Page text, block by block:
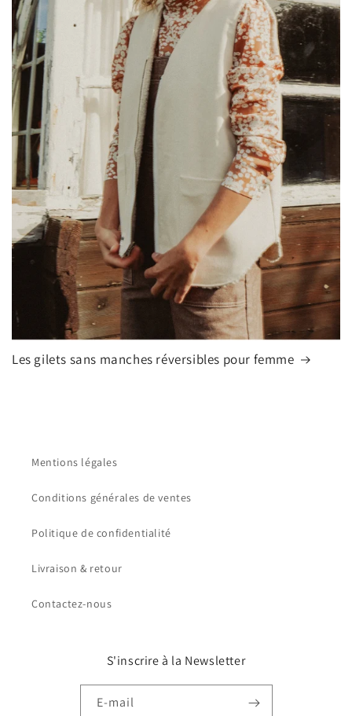
Les gilets sans manches réversibles pour femme
Mentions légales
Conditions générales de ventes
Politique de confidentialité
Livraison & retour
Contactez-nous
S'inscrire à la Newsletter
E-mail